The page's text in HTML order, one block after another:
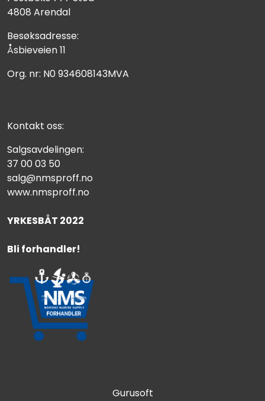
4808 Arendal
Besøksadresse:
Åsbieveien 11
Org. nr: N0 934608143MVA
Kontakt oss:
Salgsavdelingen:
37 00 03 50
salg@nmsproff.no
www.nmsproff.no
YRKESBÅT 2022
Bli forhandler!
Gurusoft